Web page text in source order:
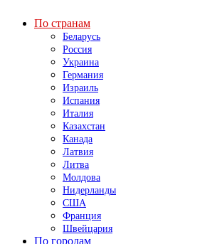
По странам
Беларусь
Россия
Украина
Германия
Израиль
Испания
Италия
Казахстан
Канада
Латвия
Литва
Молдова
Нидерланды
США
Франция
Швейцария
По городам